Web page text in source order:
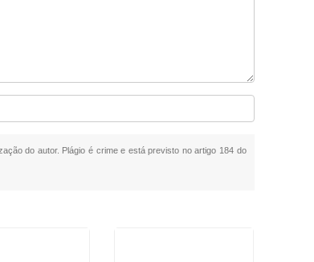
do autor. Plágio é crime e está previsto no artigo 184 do